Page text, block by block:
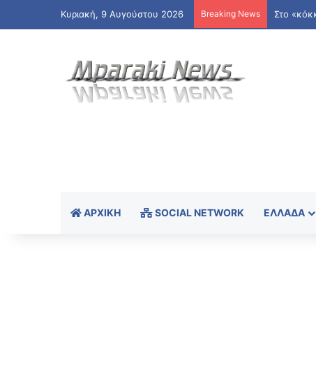
Κυριακή, 9 Αυγούστου 2026 Breaking News
ΑΡΧΙΚΉ SOCIAL NETWORK ΕΛΛΆΔΑ